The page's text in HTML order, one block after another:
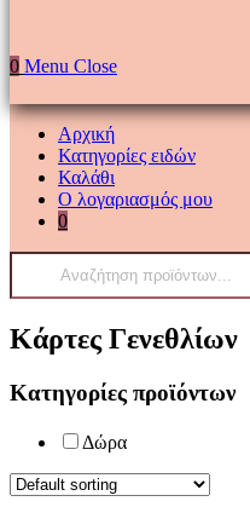
0 Menu Close
Αρχική
Κατηγορίες ειδών
Καλάθι
Ο λογαριασμός μου
0
Products
Κάρτες Γενεθλίων
Κατηγορίες προϊόντων
Δώρα